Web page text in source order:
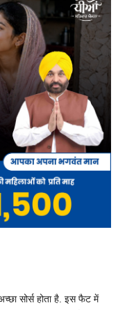
सोर्स होता है. इस फैट में